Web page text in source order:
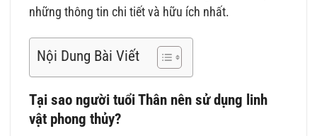
những thông tin chi tiết và hữu ích nhất.
Nội Dung Bài Viết
Tại sao người tuổi Thân nên sử dụng linh
vật phong thủy?